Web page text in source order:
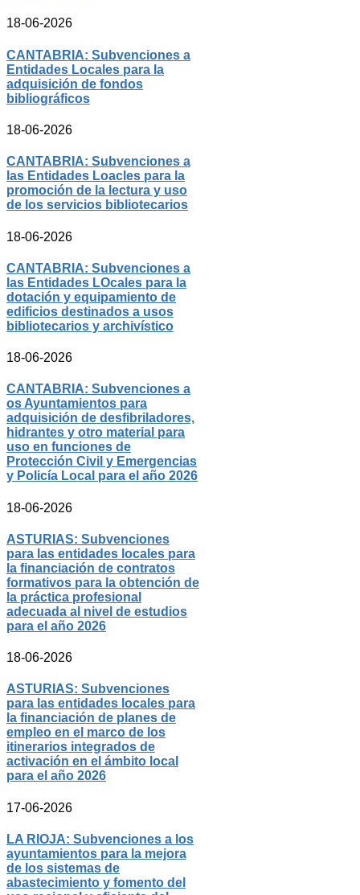
18-06-2026
CANTABRIA: Subvenciones a
Entidades Locales para la
adquisición de fondos
bibliográficos
18-06-2026
CANTABRIA: Subvenciones a
las Entidades Loacles para la
promoción de la lectura y uso
de los servicios bibliotecarios
18-06-2026
CANTABRIA: Subvenciones a
las Entidades LOcales para la
dotación y equipamiento de
edificios destinados a usos
bibliotecarios y archivístico
18-06-2026
CANTABRIA: Subvenciones a
os Ayuntamientos para
adquisición de desfibriladores,
hidrantes y otro material para
uso en funciones de
Protección Civil y Emergencias
y Policía Local para el año 2026
18-06-2026
ASTURIAS: Subvenciones
para las entidades locales para
la financiación de contratos
formativos para la obtención de
la práctica profesional
adecuada al nivel de estudios
para el año 2026
18-06-2026
ASTURIAS: Subvenciones
para las entidades locales para
la financiación de planes de
empleo en el marco de los
itinerarios integrados de
activación en el ámbito local
para el año 2026
17-06-2026
LA RIOJA: Subvenciones a los
ayuntamientos para la mejora
de los sistemas de
abastecimiento y fomento del